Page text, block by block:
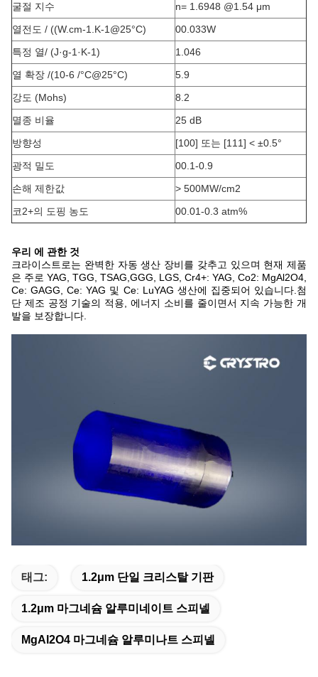
굴절 지수
n= 1.6948 @1.54 μm
열전도 / ((W.cm-1.K-1@25°C)
00.033W
특정 열/ (J·g-1·K-1)
1.046
열 확장 /(10-6 /°C@25°C)
5.9
강도 (Mohs)
8.2
멸종 비율
25 dB
방향성
[100] 또는 [111] < ±0.5°
광적 밀도
00.1-0.9
손해 제한값
> 500MW/cm2
코2+의 도핑 농도
00.01-0.3 atm%
우리 에 관한 것
크라이스트로는 완벽한 자동 생산 장비를 갖추고 있으며 현재 제품
은 주로 YAG, TGG, TSAG,GGG, LGS, Cr4+: YAG, Co2: MgAl2O4,
Ce: GAGG, Ce: YAG 및 Ce: LuYAG 생산에 집중되어 있습니다.첨
단 제조 공정 기술의 적용, 에너지 소비를 줄이면서 지속 가능한 개
발을 보장합니다.
태그: 1.2μm 단일 크리스탈 기판
1.2μm 마그네슘 알루미네이트 스피넬
MgAl2O4 마그네슘 알루미나트 스피넬